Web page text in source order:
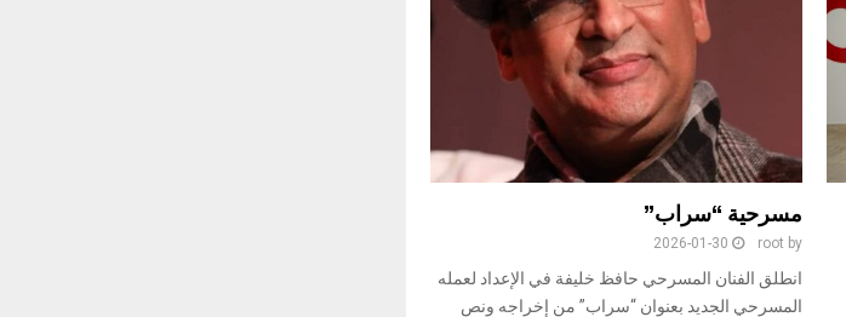
مسرحية “سراب”
by
root
2026-01-30
انطلق الفنان المسرحي حافظ خليفة في الإعداد لعمله
المسرحي الجديد بعنوان “سراب” من إخراجه ونص